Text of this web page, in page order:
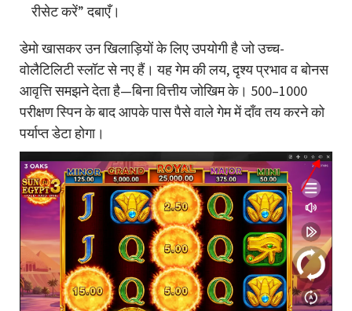
रीसेट करें” दबाएँ।
डेमो खासकर उन खिलाड़ियों के लिए उपयोगी है जो उच्च-
वोलैटिलिटी स्लॉट से नए हैं। यह गेम की लय, दृश्य प्रभाव व बोनस
आवृत्ति समझने देता है—बिना वित्तीय जोखिम के। 500–1000
परीक्षण स्पिन के बाद आपके पास पैसे वाले गेम में दाँव तय करने को
पर्याप्त डेटा होगा।